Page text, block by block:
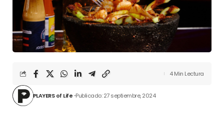
PLAYERS of Life Publicado: 27 septiembre, 2024
4 Min Lectura